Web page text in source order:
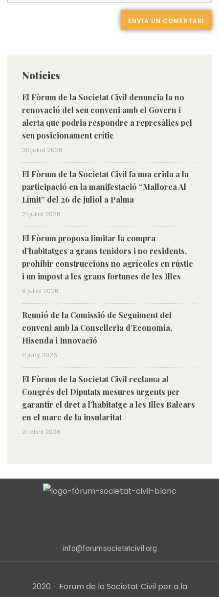
Notícies
El Fòrum de la Societat Civil denuncia la no
renovació del seu conveni amb el Govern i
alerta que podria respondre a represàlies pel
seu posicionament crític
30 juliol 2026
El Fòrum de la Societat Civil fa una crida a la
participació en la manifestació “Mallorca Al
Límit” del 26 de juliol a Palma
21 juliol 2026
El Fòrum proposa limitar la compra
d’habitatges a grans tenidors i no residents,
prohibir construccions no agrícoles en rústic
i un impost a les grans fortunes de les Illes
9 juliol 2026
Reunió de la Comissió de Seguiment del
conveni amb la Conselleria d’Economia,
Hisenda i Innovació
11 juny 2026
El Fòrum de la Societat Civil reclama al
Congrés del Diputats mesures urgents per
garantir el dret a l’habitatge a les Illes Balears
en el marc de la insularitat
21 abril 2026
info@forumsocietatcivil.org
2020 - Forum de la Societat Civil per a la